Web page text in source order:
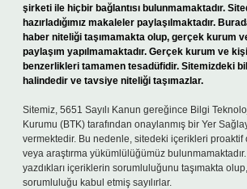
şirketi ile hiçbir bağlantısı bulunmamaktadır.
hazırladığımız makaleler paylaşılmaktadır.
haber niteliği taşımamakta olup, gerçek kurum
paylaşım yapılmamaktadır. Gerçek kurum ve
benzerlikleri tamamen tesadüfidir. Sitemizdeki
halindedir ve tavsiye niteliği taşımazlar.
Sitemiz, 5651 Sayılı Kanun gereğince Bilgi
Kurumu (BTK) tarafından onaylanmış bir Yer
vermektedir. Bu nedenle, sitedeki içerikleri proaktif
veya araştırma yükümlülüğümüz
yazdıkları içeriklerin sorumluluğunu taşımakta
sorumluluğu kabul etmiş sayılırlar.